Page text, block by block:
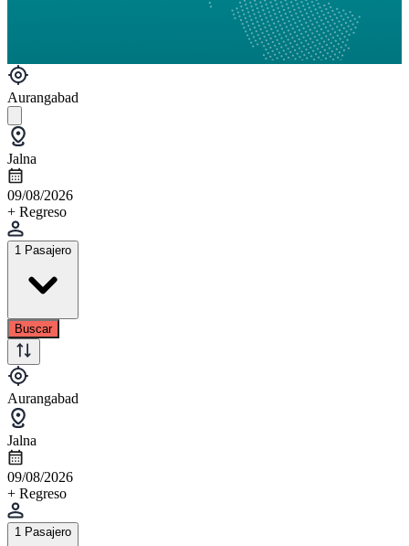
Aurangabad
Jalna
09/08/2026
+ Regreso
1 Pasajero
Buscar
Aurangabad
Jalna
09/08/2026
+ Regreso
1 Pasajero